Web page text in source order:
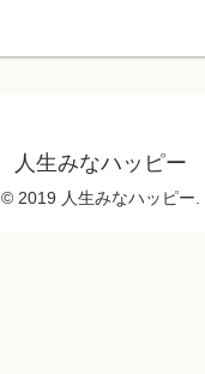
人生みなハッピー
© 2019 人生みなハッピー.